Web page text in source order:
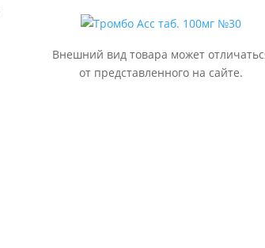
Внешний вид товара может
от представленного на сайте.